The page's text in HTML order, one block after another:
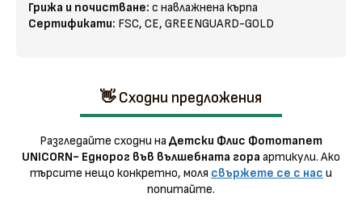
Грижа и почистване: с навлажнена кърпа
Сертификати: FSC, CE, GREENGUARD-GOLD
👋 Сходни предложения
Разгледайте сходни наДетски Флис Фототапет
UNICORN- Еднорог във вълшебната гора артикули. Ако
търсите нещо конкретно, моля свържете се с нас и
попитайте.